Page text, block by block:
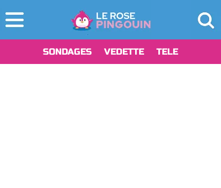
SONDAGES VEDETTE TELE